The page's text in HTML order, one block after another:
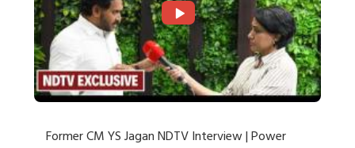
Former CM YS Jagan NDTV Interview | Power